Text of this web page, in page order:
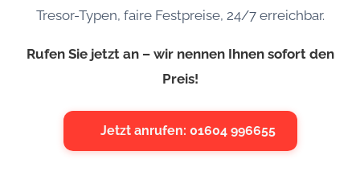
Tresor-Typen, faire Festpreise, 24/7 erreichbar.
Rufen Sie jetzt an – wir nennen Ihnen sofort den
Preis!
Jetzt anrufen: 01604 996655